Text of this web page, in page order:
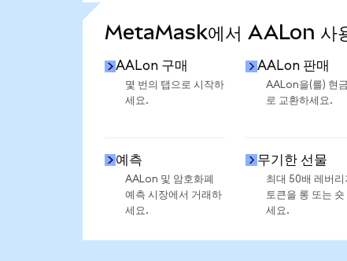
MetaMask에서 AALon 사
AALon 구매
몇 번의 탭으로 시작하
세요.
AALon 판매
AALon을(를) 현
로 교환하세요.
예측
AALon 및 암호화폐
예측 시장에서 거래하
세요.
무기한 선물
최대 50배 레버리
토큰을 롱 또는 숏
세요.